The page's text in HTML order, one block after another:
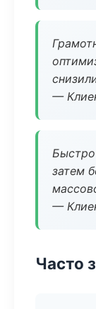
—
затем
—
Часто